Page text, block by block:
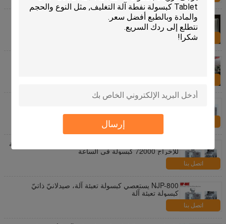
إرسال
للبيئة
اتصل بنا
نجب-2000C السامي سرعة الصلب كبسولة ملء آلة
SS304 آلة تعبئة الكبسولة الأوتوماتيكية ذات السرعة العالية
للإخراج 72000 كبسولة في الساعة
اتصل بنا
NJP-800 يستعصي كبسولة تعبئة آلة، صيدلانيّ ذاتيّ
كبسولة تعبئة آلة
اتصل بنا